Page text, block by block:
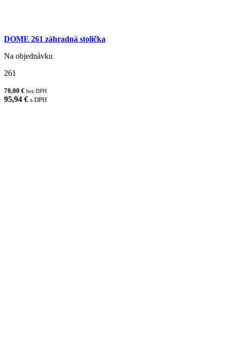
DOME 261 záhradná stolička
Na objednávku
261
78,00 € bez DPH
95,94 € s DPH